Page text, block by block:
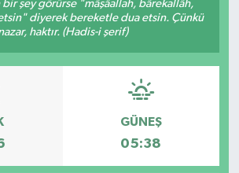
şey görürse "mâşâallah, bârekallâh,
diyerek bereketle dua etsin. Çünkü
haktır. (Hadis-i şerif)
GÜNEŞ
05:38